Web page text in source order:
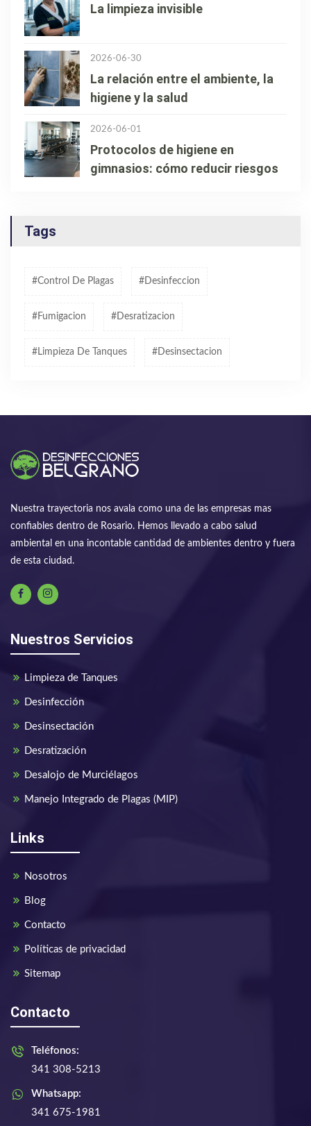
La limpieza invisible
2026-06-30
La relación entre el ambiente, la
higiene y la salud
2026-06-01
Protocolos de higiene en
gimnasios: cómo reducir riesgos
Tags
#control De Plagas #desinfeccion
#fumigacion #desratizacion
#limpieza De Tanques #desinsectacion
Nuestra trayectoria nos avala como una de las empresas mas
confiables dentro de Rosario. Hemos llevado a cabo salud
ambiental en una incontable cantidad de ambientes dentro y fuera
de esta ciudad.
Nuestros Servicios
Limpieza de Tanques
Desinfección
Desinsectación
Desratización
Desalojo de Murciélagos
Manejo Integrado de Plagas (MIP)
Links
Nosotros
Blog
Contacto
Políticas de privacidad
Sitemap
Contacto
Teléfonos:
341 308-5213
Whatsapp:
341 675-1981